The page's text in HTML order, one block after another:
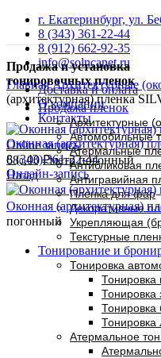
г. Екатеринбург, ул.
8 (343) 361-22-44
8 (912) 662-92-35
info@solncanet.ru
Доставка и оплата
О компании
Контакты
Online запись
8 (343) 361-22-44
Онлайн-запись
Продажа и установка
тонировочных пленок
Продажа пленок
Архитектурные
Автомобильные
Атермальные
Антибликовая
Антигравийная
Пленка для фар
Декоративные
Укрепляющая
Текстурные
Тонирование и
Тонировка
Тонировка
Тонировка
Атермальное
ГлавнаяАрхитектурные
(архитектурная) пленка
Оконная (архитектурная)
680,00₽метр погонный
Назад
Оконная (архитектурная)
погонный